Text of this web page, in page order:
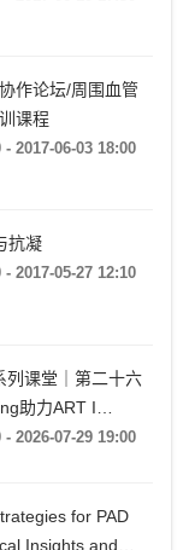
作论坛/周围血管
课程
- 2017-06-03 18:00
抗凝
- 2017-05-27 12:10
列课堂｜第二十六
助力ART I
教授《第二期-主动
- 2026-07-29 19:00
for PAD
Insights and